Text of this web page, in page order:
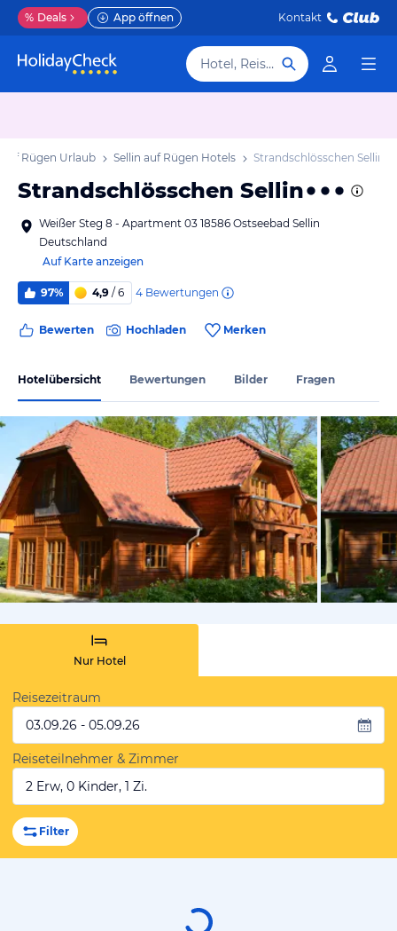
% Deals App öffnen Kontakt
Hotel, Reiseziel
auf Rügen Urlaub Sellin auf Rügen Hotels Strandschlösschen Sellin
Strandschlösschen Sellin
Weißer Steg 8 - Apartment 03 18586 Ostseebad Sellin
Deutschland
Auf Karte anzeigen
97% 4,9 / 6 4 Bewertungen
Bewerten Hochladen Merken
Hotelübersicht Bewertungen Bilder Fragen
vom
Nur Hotel
Reisezeitraum
03.09.26 - 05.09.26
Reiseteilnehmer & Zimmer
2 Erw, 0 Kinder, 1 Zi.
Filter